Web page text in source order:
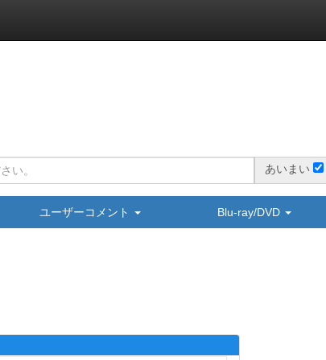
あいまい
ユーザーコメント Blu-ray/DVD